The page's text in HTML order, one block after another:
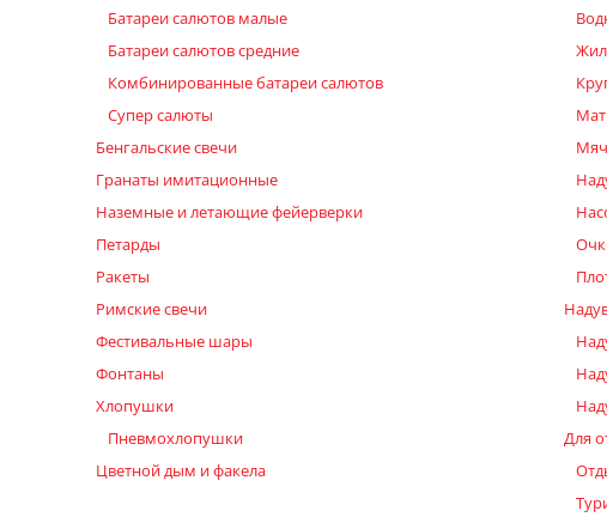
Батареи салютов малые
Батареи салютов средние
Комбинированные батареи салютов
Супер салюты
Бенгальские свечи
Гранаты имитационные
Наземные и летающие фейерверки
Петарды
Ракеты
Римские свечи
Фестивальные шары
Фонтаны
Хлопушки
Пневмохлопушки
Цветной дым и факела
Для